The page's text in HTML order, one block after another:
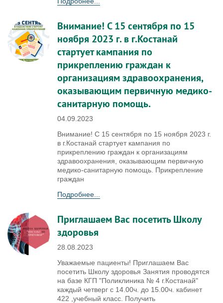
Внимание! С 15 сентября по 15
ноября 2023 г. в г.Костанай
стартует кампания по
прикреплению граждан к
организациям здравоохранения,
оказывающим первичную медико-
санитарную помощь.
04.09.2023
Внимание! С 15 сентября по 15 ноября 2023 г.
в г.Костанай стартует кампания по
прикреплению граждан к организациям
здравоохранения, оказывающим первичную
медико-санитарную помощь. Прикрепление
граждан
Подробнее...
Приглашаем Вас посетить Школу
здоровья
28.08.2023
Уважаемые пациенты! Приглашаем Вас
посетить Школу здоровья Занятия проводятся
на базе КГП "Поликлиника № 4 г.Костанай"
каждый четверг с 14.00ч. до 15.00ч. кабинет
422 ,учебный класс. Получить